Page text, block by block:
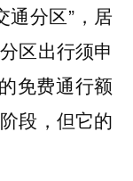
通分区”，居
区出行须申
免费通行额
段，但它的